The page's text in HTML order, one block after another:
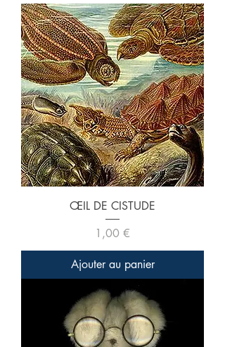
ŒIL DE CISTUDE
Prix
1,00 €
Ajouter au panier